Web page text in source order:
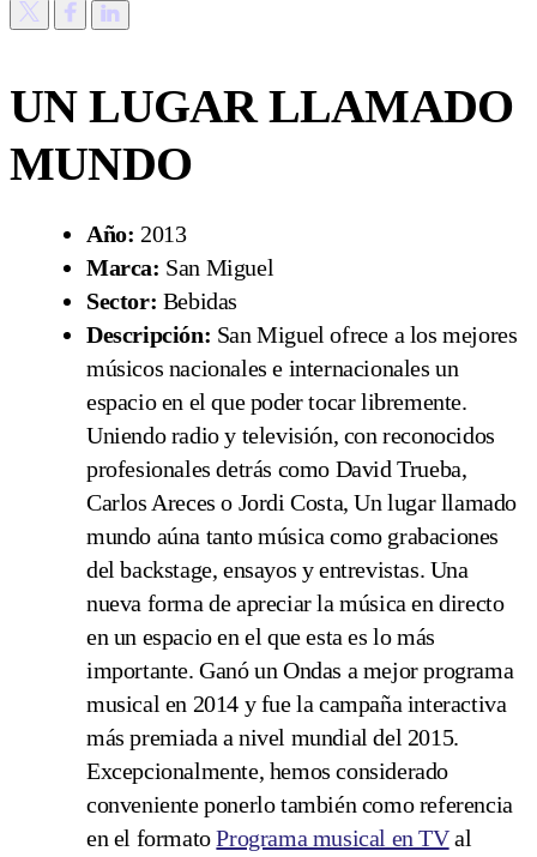
UN LUGAR LLAMADO
MUNDO
Año: 2013
Marca: San Miguel
Sector: Bebidas
Descripción: San Miguel ofrece a los mejores
músicos nacionales e internacionales un
espacio en el que poder tocar libremente.
Uniendo radio y televisión, con reconocidos
profesionales detrás como David Trueba,
Carlos Areces o Jordi Costa, Un lugar llamado
mundo aúna tanto música como grabaciones
del backstage, ensayos y entrevistas. Una
nueva forma de apreciar la música en directo
en un espacio en el que esta es lo más
importante. Ganó un Ondas a mejor programa
musical en 2014 y fue la campaña interactiva
más premiada a nivel mundial del 2015.
Excepcionalmente, hemos considerado
conveniente ponerlo también como referencia
en el formatoPrograma musical en TVal